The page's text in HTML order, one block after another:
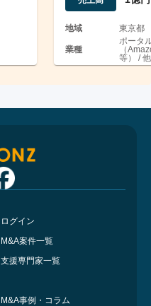
地域 東京都
業種
ポータ
（
等） / 他
ログイン
M&A案件一覧
支援専門家一覧
M&A事例・コラム